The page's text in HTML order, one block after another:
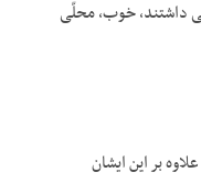
داشتند، خوب، محلّی
بر این ایشان